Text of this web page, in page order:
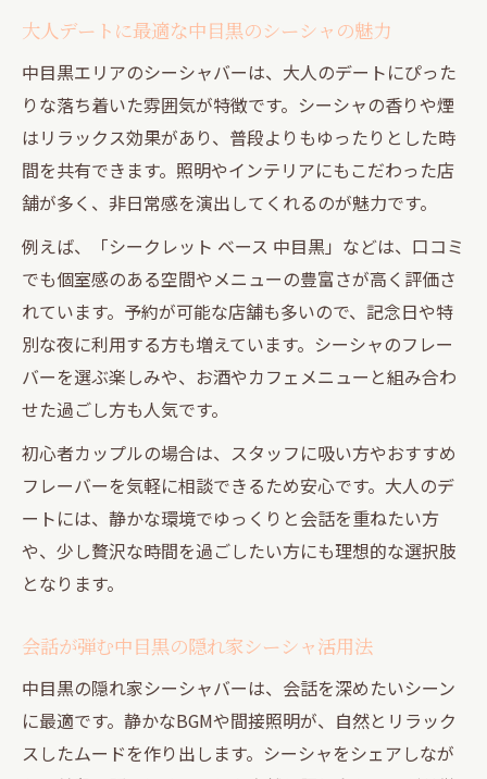
大人デートに最適な中目黒のシーシャの魅力
中目黒エリアのシーシャバーは、大人のデートにぴった
りな落ち着いた雰囲気が特徴です。シーシャの香りや煙
はリラックス効果があり、普段よりもゆったりとした時
間を共有できます。照明やインテリアにもこだわった店
舗が多く、非日常感を演出してくれるのが魅力です。
例えば、「シークレット ベース 中目黒」などは、口コミ
でも個室感のある空間やメニューの豊富さが高く評価さ
れています。予約が可能な店舗も多いので、記念日や特
別な夜に利用する方も増えています。シーシャのフレー
バーを選ぶ楽しみや、お酒やカフェメニューと組み合わ
せた過ごし方も人気です。
初心者カップルの場合は、スタッフに吸い方やおすすめ
フレーバーを気軽に相談できるため安心です。大人のデ
ートには、静かな環境でゆっくりと会話を重ねたい方
や、少し贅沢な時間を過ごしたい方にも理想的な選択肢
となります。
会話が弾む中目黒の隠れ家シーシャ活用法
中目黒の隠れ家シーシャバーは、会話を深めたいシーン
に最適です。静かなBGMや間接照明が、自然とリラック
スしたムードを作り出します。シーシャをシェアしなが